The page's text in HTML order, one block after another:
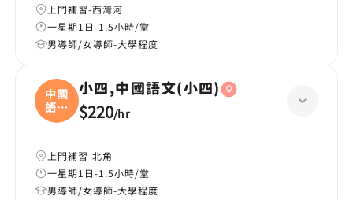
上門補習-西灣河
一星期1日-1.5小時/堂
男導師/女導師-大學程度
中國
語文
(
小四,中國語文(小四)
$220/hr
上門補習-北角
一星期1日-1.5小時/堂
男導師/女導師-大學程度